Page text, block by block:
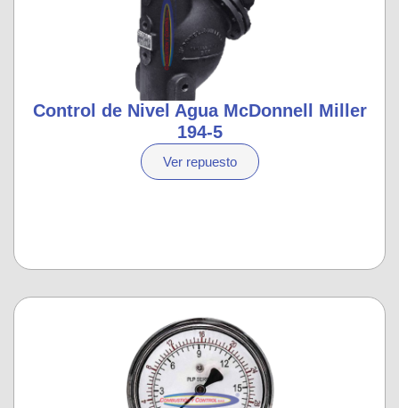
Control de Nivel Agua McDonnell Miller
194-5
Ver repuesto